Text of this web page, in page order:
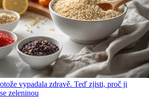
vypadala zdravě. Teď zjisti, proč ji
zeleninou